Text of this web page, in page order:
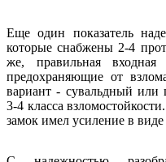
Еще один показатель
которые снабжены 2-4
же, правильная входная
предохраняющие от
вариант - сувальдный
3-4 класса
замок имел усиление в